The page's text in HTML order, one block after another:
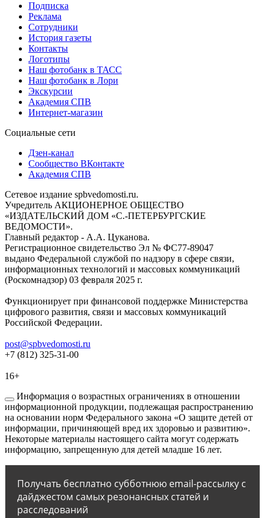
Подписка
Реклама
Сотрудники
История газеты
Контакты
Логотипы
Наш фотобанк в ТАСС
Наш фотобанк в Лори
Экскурсии
Академия СПВ
Интернет-магазин
Социальные сети
Дзен-канал
Сообщество ВКонтакте
Академия СПВ
Сетевое издание spbvedomosti.ru.
Учредитель АКЦИОНЕРНОЕ ОБЩЕСТВО
«ИЗДАТЕЛЬСКИЙ ДОМ «С.-ПЕТЕРБУРГСКИЕ
ВЕДОМОСТИ».
Главный редактор - А.А. Цуканова.
Регистрационное свидетельство Эл № ФС77-89047
выдано Федеральной службой по надзору в сфере связи,
информационных технологий и массовых коммуникаций
(Роскомнадзор) 03 февраля 2025 г.
Функционирует при финансовой поддержке Министерства
цифрового развития, связи и массовых коммуникаций
Российской Федерации.
post@spbvedomosti.ru
+7 (812) 325-31-00
16+
Информация о возрастных ограничениях в отношении
информационной продукции, подлежащая распространению
на основании норм Федерального закона «О защите детей от
информации, причиняющей вред их здоровью и развитию».
Некоторые материалы настоящего сайта могут содержать
информацию, запрещенную для детей младше 16 лет.
Получать бесплатно субботнюю email-рассылку с
дайджестом самых резонансных статей и
расследований